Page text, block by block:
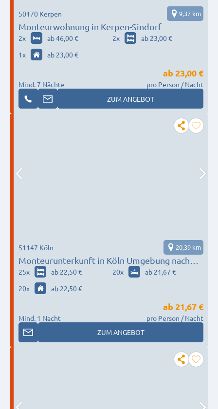
Monteurwohnung in Kerpen-Sindorf
50170 Kerpen 9,37 km
2x ab 46,00 € 2x
ab 23,00 €
1x ab 23,00 €
Mind. 7 Nächte
ab 23,00 €
pro Person / Nacht
ZUM ANGEBOT
Monteurunterkunft in Köln Umgebung nach
Wunsch / Bedürfnis
51147 Köln 20,39 km
25x ab 22,50 € 20x
ab 21,67 €
20x ab 22,50 €
Mind. 1 Nacht
ab 21,67 €
pro Person / Nacht
ZUM ANGEBOT